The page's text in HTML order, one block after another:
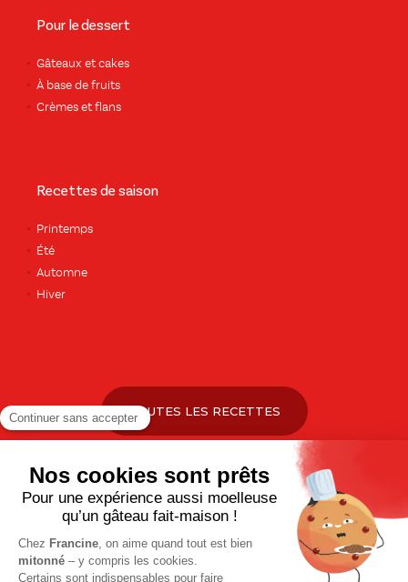
Pour le dessert
Gâteaux et cakes
À base de fruits
Crèmes et flans
Recettes de saison
Printemps
Été
Automne
Hiver
TOUTES LES RECETTES
Pour votre santé, pratiquez une activité physique régulière. Plus
d’infos surwww.mangerbouger.fr